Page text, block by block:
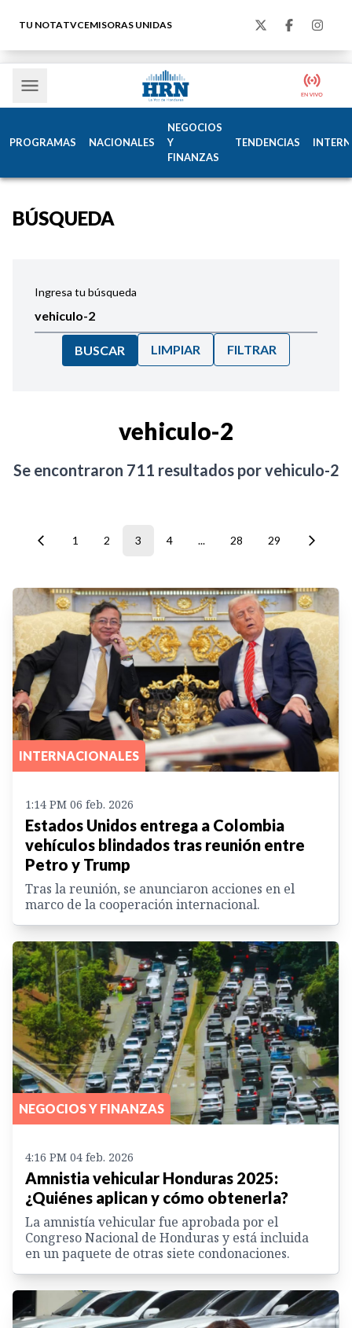
TU NOTATVCEMISORAS UNIDAS
PROGRAMAS NACIONALES
NEGOCIOS
Y
FINANZAS
TENDENCIAS
BÚSQUEDA
Ingresa tu búsqueda
BUSCAR LIMPIAR FILTRAR
vehiculo-2
Se encontraron 711 resultados porvehiculo-2
1 2 3 4 ... 28 29
INTERNACIONALES
1:14 PM 06 feb. 2026
Estados Unidos entrega a Colombia
vehículos blindados tras reunión entre
Petro y Trump
Tras la reunión, se anunciaron acciones en el
marco de la cooperación internacional.
NEGOCIOS Y FINANZAS
4:16 PM 04 feb. 2026
Amnistia vehicular Honduras 2025:
¿Quiénes aplican y cómo obtenerla?
La amnistía vehicular fue aprobada por el
Congreso Nacional de Honduras y está incluida
en un paquete de otras siete condonaciones.